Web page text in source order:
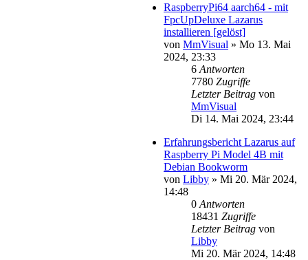
RaspberryPi64 aarch64 - mit
FpcUpDeluxe Lazarus
installieren [gelöst]
von MmVisual » Mo 13. Mai
2024, 23:33
6 Antworten
7780 Zugriffe
Letzter Beitrag von
MmVisual
Di 14. Mai 2024, 23:44
Erfahrungsbericht Lazarus auf
Raspberry Pi Model 4B mit
Debian Bookworm
von Libby » Mi 20. Mär 2024,
14:48
0 Antworten
18431 Zugriffe
Letzter Beitrag von
Libby
Mi 20. Mär 2024, 14:48